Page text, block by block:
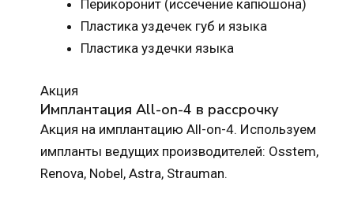
Перикоронит (иссечение капюшона)
Пластика уздечек губ и языка
Пластика уздечки языка
Акция
Имплантация All-on-4 в рассрочку
Акция на имплантацию All-on-4. Используем
импланты ведущих производителей: Osstem,
Renova, Nobel, Astra, Strauman.